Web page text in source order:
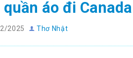
quần áo đi
2025 Thơ Nhật